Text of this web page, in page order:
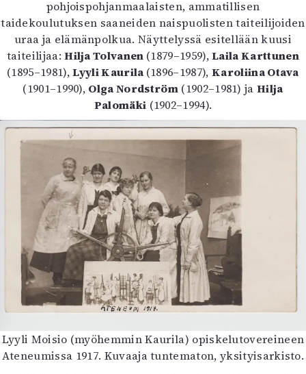
Lehdet
4/2026
2–3/2026
1/2026
6/2025
5/2025 saame
5/2025
Lehtiarkisto
Info
Tilaus ja irtonumerot
Yhteistyössä
Toimitus
Mediatiedot
Kaltio ry
pohjoispohjanmaalaisten, ammatillisen
taidekoulutuksen saaneiden naispuolisten taiteilijoiden
uraa ja elämänpolkua. Näyttelyssä esitellään kuusi
taiteilijaa:Hilja Tolvanen (1879–1959),Laila Karttunen
(1895–1981),Lyyli Kaurila (1896–1987), Karoliina Otava
(1901–1990), Olga Nordström(1902–1981) jaHilja
Palomäki (1902–1994).
Lyyli Moisio (myöhemmin Kaurila) opiskelutovereineen
Ateneumissa 1917. Kuvaaja tuntematon, yksityisarkisto.